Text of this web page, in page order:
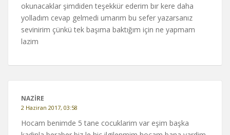
okunacaklar şimdiden teşekkür ederim bır kere daha
yolladım cevap gelmedi umarım bu sefer yazarsanız
sevinirim çünkü tek başıma baktığım için ne yapmam
lazim
NAZIRE
2 Haziran 2017, 03:58
Hocam benimde 5 tane cocuklarim var eşim başka